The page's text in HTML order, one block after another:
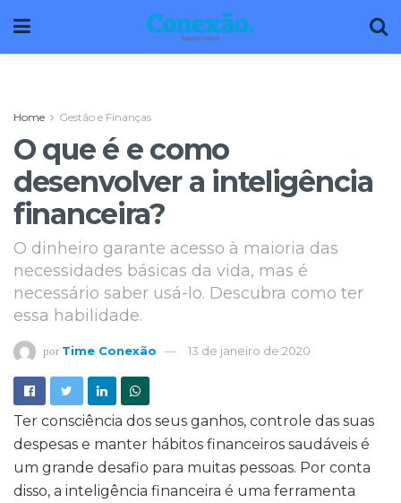
Home Gestão e Finanças
O que é e como
desenvolver a inteligência
financeira?
O dinheiro garante acesso à maioria das
necessidades básicas da vida, mas é
necessário saber usá-lo. Descubra como ter
essa habilidade.
por Time Conexão 13 de janeiro de 2020
Ter consciência dos seus ganhos, controle das suas
despesas e manter hábitos financeiros saudáveis é
um grande desafio para muitas pessoas. Por conta
disso, a inteligência financeira é uma ferramenta